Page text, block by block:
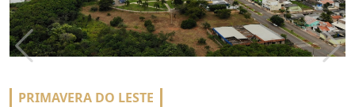
PRIMAVERA DO LESTE